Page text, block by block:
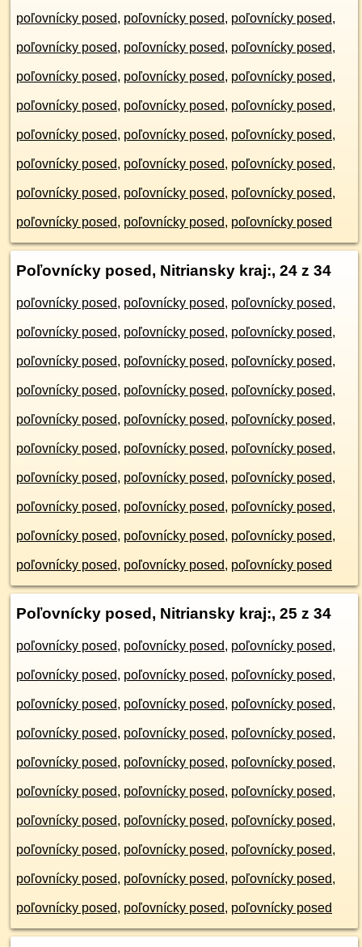
poľovnícky posed, poľovnícky posed, poľovnícky posed,
poľovnícky posed, poľovnícky posed, poľovnícky posed,
poľovnícky posed, poľovnícky posed, poľovnícky posed,
poľovnícky posed, poľovnícky posed, poľovnícky posed,
poľovnícky posed, poľovnícky posed, poľovnícky posed,
poľovnícky posed, poľovnícky posed, poľovnícky posed,
poľovnícky posed, poľovnícky posed, poľovnícky posed,
poľovnícky posed, poľovnícky posed, poľovnícky posed
Poľovnícky posed, Nitriansky kraj:, 24 z 34
poľovnícky posed, poľovnícky posed, poľovnícky posed,
poľovnícky posed, poľovnícky posed, poľovnícky posed,
poľovnícky posed, poľovnícky posed, poľovnícky posed,
poľovnícky posed, poľovnícky posed, poľovnícky posed,
poľovnícky posed, poľovnícky posed, poľovnícky posed,
poľovnícky posed, poľovnícky posed, poľovnícky posed,
poľovnícky posed, poľovnícky posed, poľovnícky posed,
poľovnícky posed, poľovnícky posed, poľovnícky posed,
poľovnícky posed, poľovnícky posed, poľovnícky posed,
poľovnícky posed, poľovnícky posed, poľovnícky posed
Poľovnícky posed, Nitriansky kraj:, 25 z 34
poľovnícky posed, poľovnícky posed, poľovnícky posed,
poľovnícky posed, poľovnícky posed, poľovnícky posed,
poľovnícky posed, poľovnícky posed, poľovnícky posed,
poľovnícky posed, poľovnícky posed, poľovnícky posed,
poľovnícky posed, poľovnícky posed, poľovnícky posed,
poľovnícky posed, poľovnícky posed, poľovnícky posed,
poľovnícky posed, poľovnícky posed, poľovnícky posed,
poľovnícky posed, poľovnícky posed, poľovnícky posed,
poľovnícky posed, poľovnícky posed, poľovnícky posed,
poľovnícky posed, poľovnícky posed, poľovnícky posed